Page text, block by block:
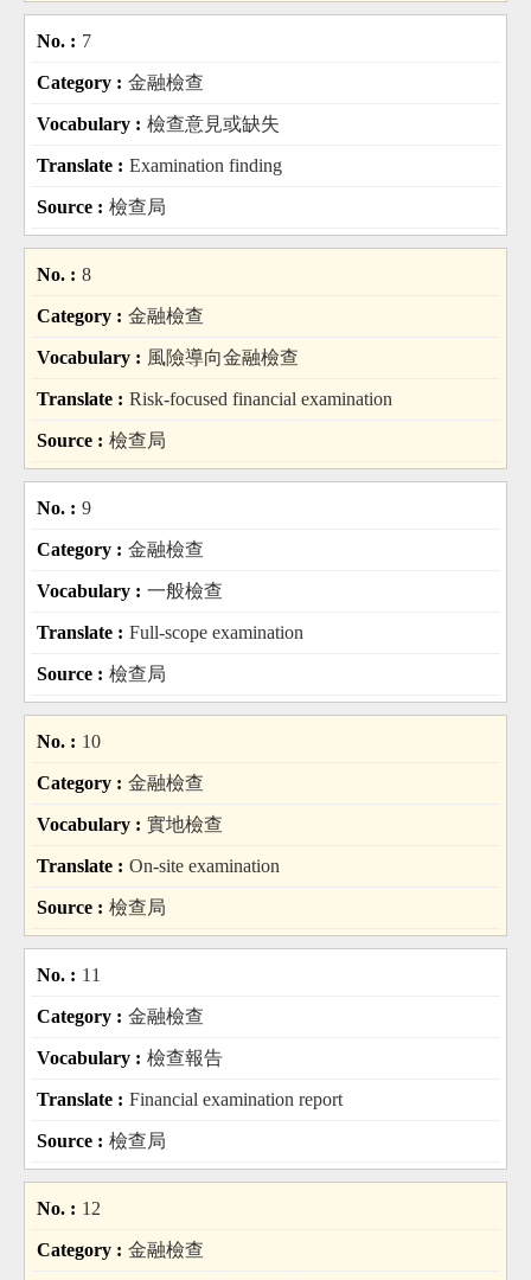
7
金融檢查
檢查意見或缺失
Examination finding
檢查局
8
金融檢查
風險導向金融檢查
Risk-focused financial examination
檢查局
9
金融檢查
一般檢查
Full-scope examination
檢查局
10
金融檢查
實地檢查
On-site examination
檢查局
11
金融檢查
檢查報告
Financial examination report
檢查局
12
金融檢查